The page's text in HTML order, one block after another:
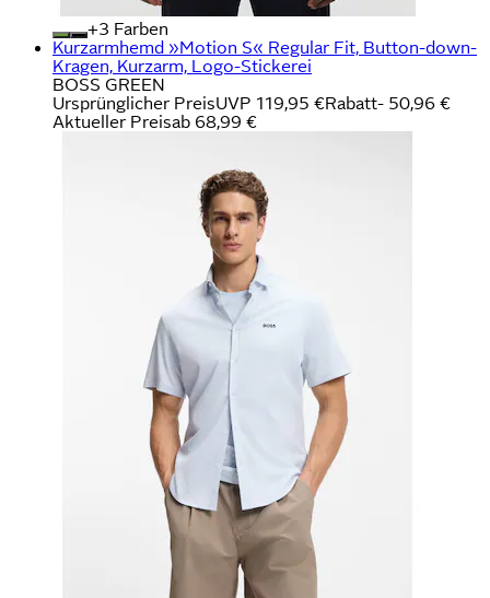
+
Farben
Kurzarmhemd »Motion S« Regular Fit, Button-down-
Kragen, Kurzarm, Logo-Stickerei
BOSS GREEN
Ursprünglicher PreisUVP 119,95 €Rabatt- 50,96 €
Aktueller Preisab 68,99 €